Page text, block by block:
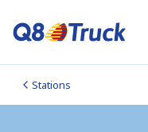
Stations